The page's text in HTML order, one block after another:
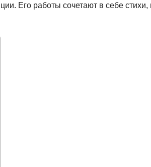
Его работы сочетают в себе стихи,